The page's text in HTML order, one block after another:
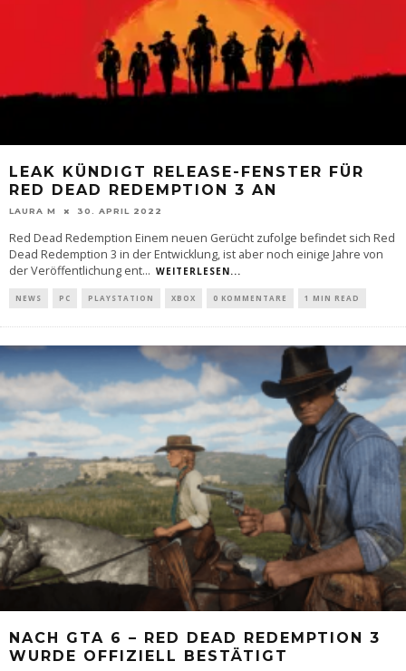
LEAK KÜNDIGT RELEASE-FENSTER FÜR
RED DEAD REDEMPTION 3 AN
LAURA M 30. APRIL 2022
Red Dead Redemption Einem neuen Gerücht zufolge befindet sich Red
Dead Redemption 3 in der Entwicklung, ist aber noch einige Jahre von
der Veröffentlichung ent... WEITERLESEN...
NEWS PC PLAYSTATION XBOX 0 KOMMENTARE 1 MIN READ
NACH GTA 6 – RED DEAD REDEMPTION 3
WURDE OFFIZIELL BESTÄTIGT